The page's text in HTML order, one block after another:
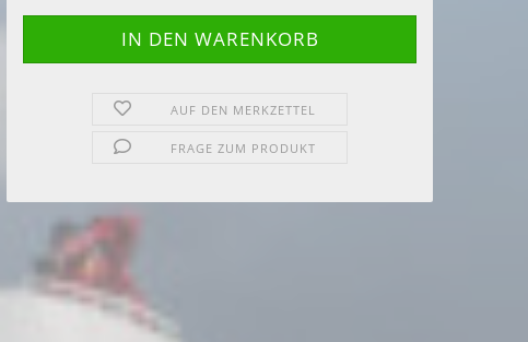
AUF DEN MERKZETTEL
FRAGE ZUM PRODUKT